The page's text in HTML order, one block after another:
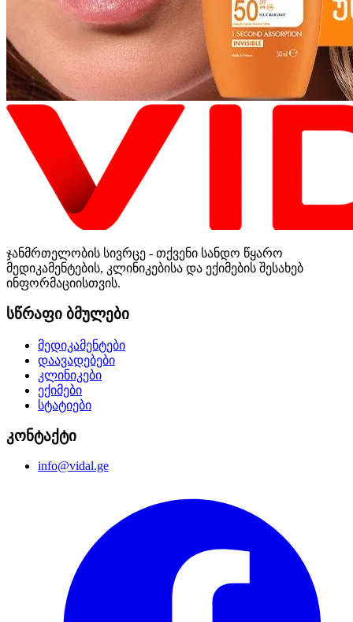
ჯანმრთელობის სივრცე - თქვენი სანდო წყარო
მედიკამენტების, კლინიკებისა და ექიმების შესახებ
ინფორმაციისთვის.
სწრაფი ბმულები
მედიკამენტები
დაავადებები
კლინიკები
ექიმები
სტატიები
კონტაქტი
info@vidal.ge